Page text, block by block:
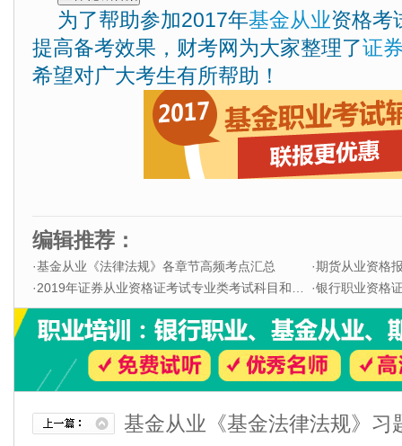
为了帮助参加2017年基金从业资格考
提高备考效果，财考网为大家整理了证
希望对广大考生有所帮助！
编辑推荐：
·基金从业《法律法规》各章节高频考点汇总 ·期货从业资格
·2019年证券从业资格证考试专业类考试科目和题型 ·银行职业资格证
基金从业《基金法律法规》习